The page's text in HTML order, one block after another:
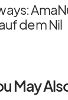
dem Nil
May